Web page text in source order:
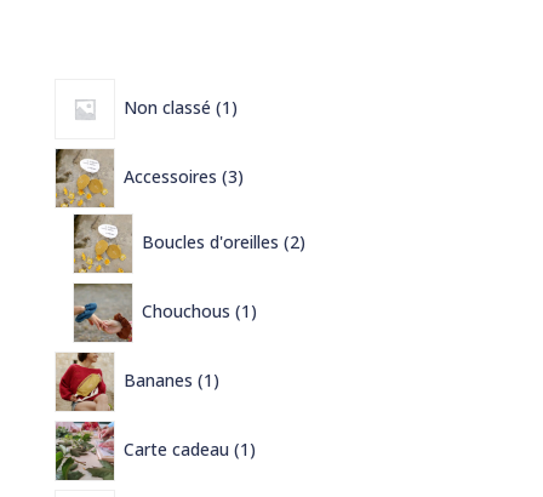
Non classé 1
produit
Accessoires 3
produits
Boucles d'oreilles 2
produits
Chouchous 1
produit
Bananes 1
produit
Carte cadeau 1
produit